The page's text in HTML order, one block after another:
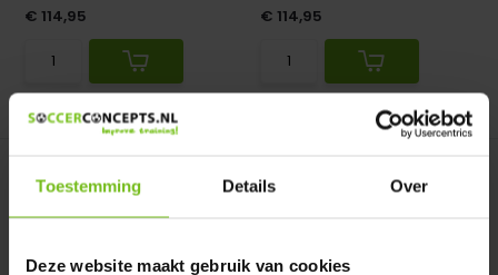
Toestemming Details Over
Deze website maakt gebruik van cookies
Comparer
€ 114,95
€ 114,95